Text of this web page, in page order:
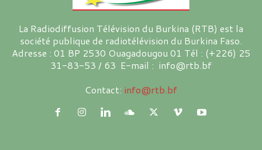
La Radiodiffusion Télévision du Burkina (RTB) est la
société publique de radiotélévision du Burkina Faso.
Adresse : 01 BP 2530 Ouagadougou 01 Tél : (+226) 25
31-83-53 / 63 E-mail : info@rtb.bf
Contact: info@rtb.bf